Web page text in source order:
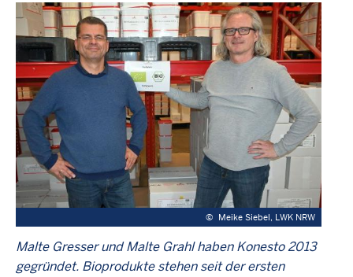
© Meike Siebel, LWK NRW
Malte Gresser und Malte Grahl haben Konesto 2013
gegründet. Bioprodukte stehen seit der ersten